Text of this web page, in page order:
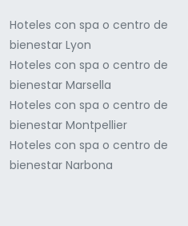
Hoteles con spa o centro de
bienestar Lyon
Hoteles con spa o centro de
bienestar Marsella
Hoteles con spa o centro de
bienestar Montpellier
Hoteles con spa o centro de
bienestar Narbona